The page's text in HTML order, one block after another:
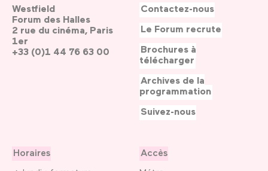
Westfield
Forum des Halles
2 rue du cinéma, Paris
1er
+33 (0)1 44 76 63 00
Horaires
Accès
Contactez-nous
Le Forum recrute
Brochures à
télécharger
Archives de la
programmation
Suivez-nous